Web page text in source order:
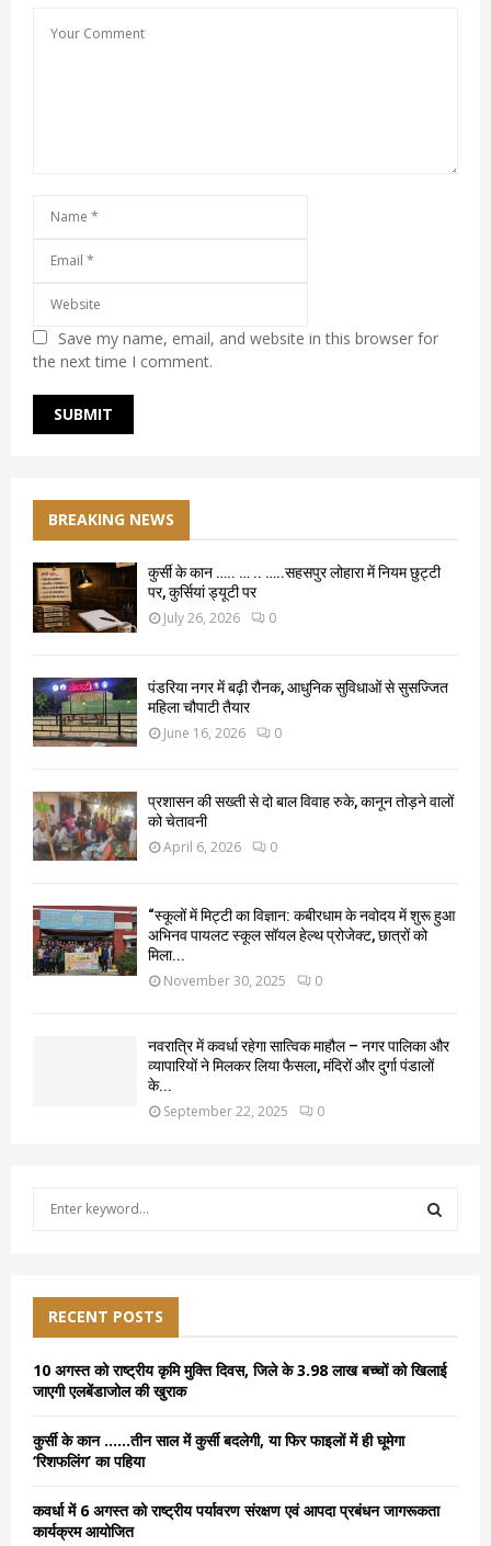
Save my name, email, and website in this browser for
the next time I comment.
BREAKING NEWS
कुर्सी के कान ….. … .. …..सहसपुर लोहारा में नियम छुट्टी
पर, कुर्सियां ड्यूटी पर
July 26, 2026 0
पंडरिया नगर में बढ़ी रौनक, आधुनिक सुविधाओं से सुसज्जित
महिला चौपाटी तैयार
June 16, 2026 0
प्रशासन की सख्ती से दो बाल विवाह रुके, कानून तोड़ने वालों
को चेतावनी
April 6, 2026 0
“स्कूलों में मिट्टी का विज्ञान: कबीरधाम के नवोदय में शुरू हुआ
अभिनव पायलट स्कूल सॉयल हेल्थ प्रोजेक्ट, छात्रों को
मिला...
November 30, 2025 0
नवरात्रि में कवर्धा रहेगा सात्विक माहौल – नगर पालिका और
व्यापारियों ने मिलकर लिया फैसला, मंदिरों और दुर्गा पंडालों
के...
September 22, 2025 0
f
o
r
RECENT POSTS
10 अगस्त को राष्ट्रीय कृमि मुक्ति दिवस, जिले के 3.98 लाख बच्चों को खिलाई
जाएगी एलबेंडाजोल की खुराक
कुर्सी के कान ……तीन साल में कुर्सी बदलेगी, या फिर फाइलों में ही घूमेगा
‘रिशफलिंग’ का पहिया
कवर्धा में 6 अगस्त को राष्ट्रीय पर्यावरण संरक्षण एवं आपदा प्रबंधन जागरूकता
कार्यक्रम आयोजित